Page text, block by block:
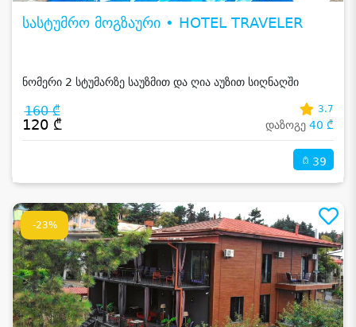
სასტუმრო მოგზაური • HOTEL TRAVELER
ნომერი 2 სტუმარზე საუზმით და ღია აუზით სიღნაღში
160 ₾
120 ₾
3.7
დაზოგე 40 ₾
39
-23%